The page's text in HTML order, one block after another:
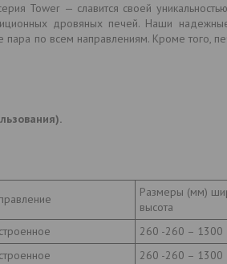
Tower — славится своей
дровяных печей. Наши
по всем направлениям. Кроме того,
Размеры (мм)
высота
260 -260 – 1300
260 -260 – 1300